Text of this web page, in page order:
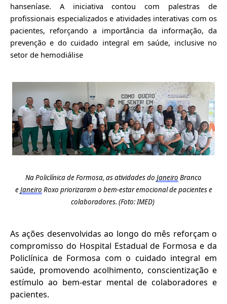
hanseníase. A iniciativa contou com palestras de
profissionais especializados e atividades interativas com os
pacientes, reforçando a importância da informação, da
prevenção e do cuidado integral em saúde, inclusive no
setor de hemodiálise
Na Policlínica de Formosa, as atividadesdo Janeiro Branco
eJaneiro Roxo priorizaram o bem-estar emocionalde pacientes e
colaboradores. (Foto: IMED)
As ações desenvolvidas ao longo do mês reforçam o
compromisso do Hospital Estadual de Formosa e da
Policlínica de Formosa com o cuidado integral em
saúde, promovendo acolhimento, conscientização e
estímulo ao bem-estar mental de colaboradores e
pacientes.